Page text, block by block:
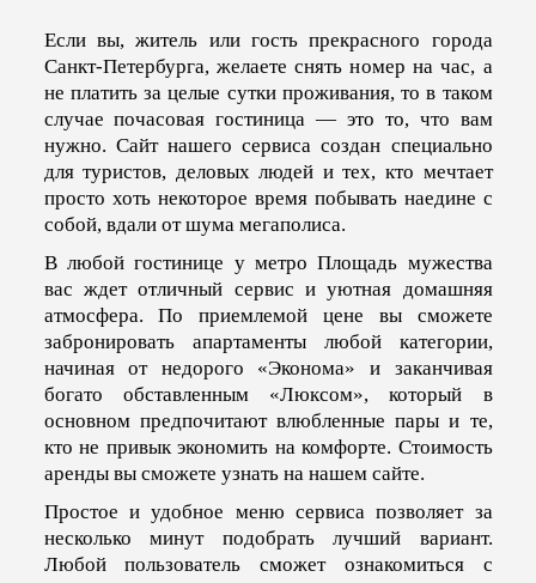
Если вы, житель или гость прекрасного города
Санкт-Петербурга, желаете снять номер на час, а
не платить за целые сутки проживания, то в таком
случае почасовая гостиница — это то, что вам
нужно. Сайт нашего сервиса создан специально
для туристов, деловых людей и тех, кто мечтает
просто хоть некоторое время побывать наедине с
собой, вдали от шума мегаполиса.
В любой гостинице у метро Площадь мужества
вас ждет отличный сервис и уютная домашняя
атмосфера. По приемлемой цене вы сможете
забронировать апартаменты любой категории,
начиная от недорого «Эконома» и заканчивая
богато обставленным «Люксом», который в
основном предпочитают влюбленные пары и те,
кто не привык экономить на комфорте. Стоимость
аренды вы сможете узнать на нашем сайте.
Простое и удобное меню сервиса позволяет за
несколько минут подобрать лучший вариант.
Любой пользователь сможет ознакомиться с